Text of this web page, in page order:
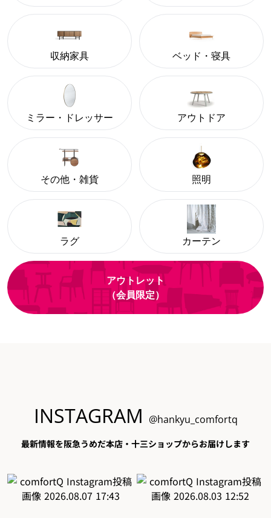
収納家具 ベッド・寝具
ミラー・ドレッサー アウトドア
その他・雑貨 照明
ラグ カーテン
アウトレット
（会員限定）
INSTAGRAM @hankyu_comfortq
最新情報を阪急うめだ本店・十三ショップからお届けします